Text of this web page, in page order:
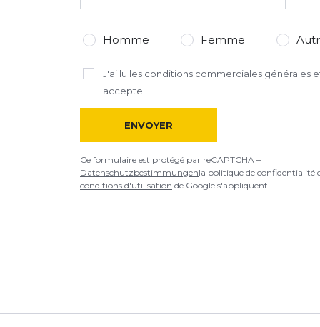
Homme Femme
J'ai lu les conditions commerciales générales
accepte
ENVOYER
Ce formulaire est protégé par reCAPTCHA –
Datenschutzbestimmungenla politique de confidentialité
conditions d'utilisation de Google s'appliquent.